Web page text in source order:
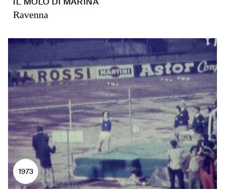
Ravenna
1973